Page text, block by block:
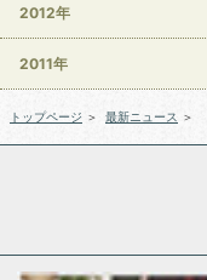
2012年
2011年
トップページ ＞ 最新ニュース ＞